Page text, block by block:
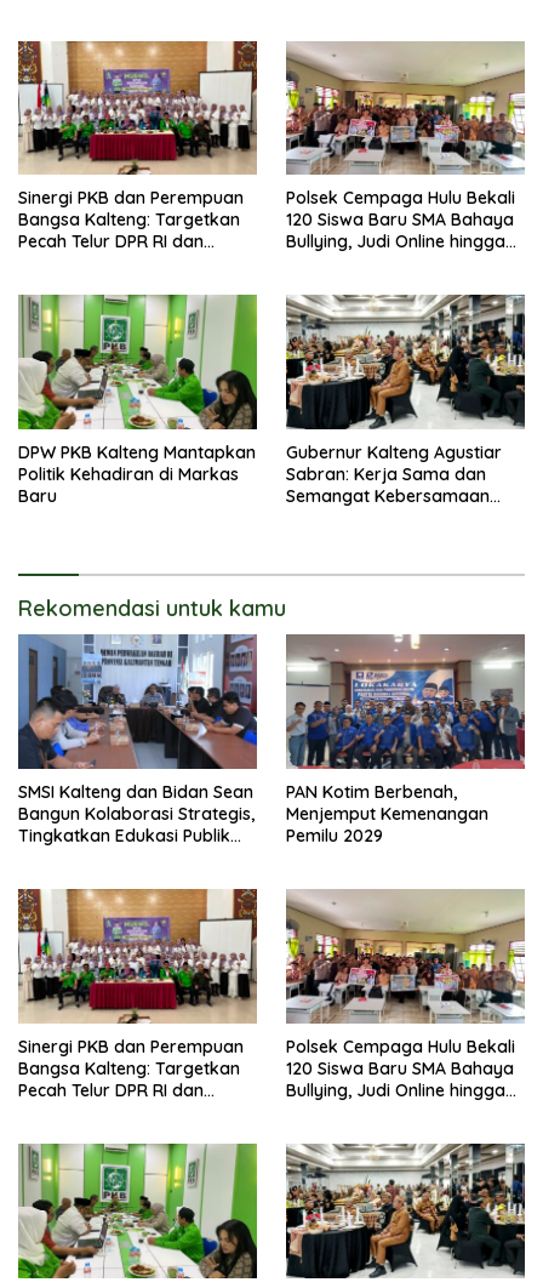
Sinergi PKB dan Perempuan
Bangsa Kalteng: Targetkan
Pecah Telur DPR RI dan
Polsek Cempaga Hulu Bekali
120 Siswa Baru SMA Bahaya
Bullying, Judi Online hingga
DPW PKB Kalteng Mantapkan
Politik Kehadiran di Markas
Baru
Gubernur Kalteng Agustiar
Sabran: Kerja Sama dan
Semangat Kebersamaan
Rekomendasi untuk kamu
SMSI Kalteng dan Bidan Sean
Bangun Kolaborasi Strategis,
Tingkatkan Edukasi Publik
PAN Kotim Berbenah,
Menjemput Kemenangan
Pemilu 2029
Sinergi PKB dan Perempuan
Bangsa Kalteng: Targetkan
Pecah Telur DPR RI dan
Polsek Cempaga Hulu Bekali
120 Siswa Baru SMA Bahaya
Bullying, Judi Online hingga